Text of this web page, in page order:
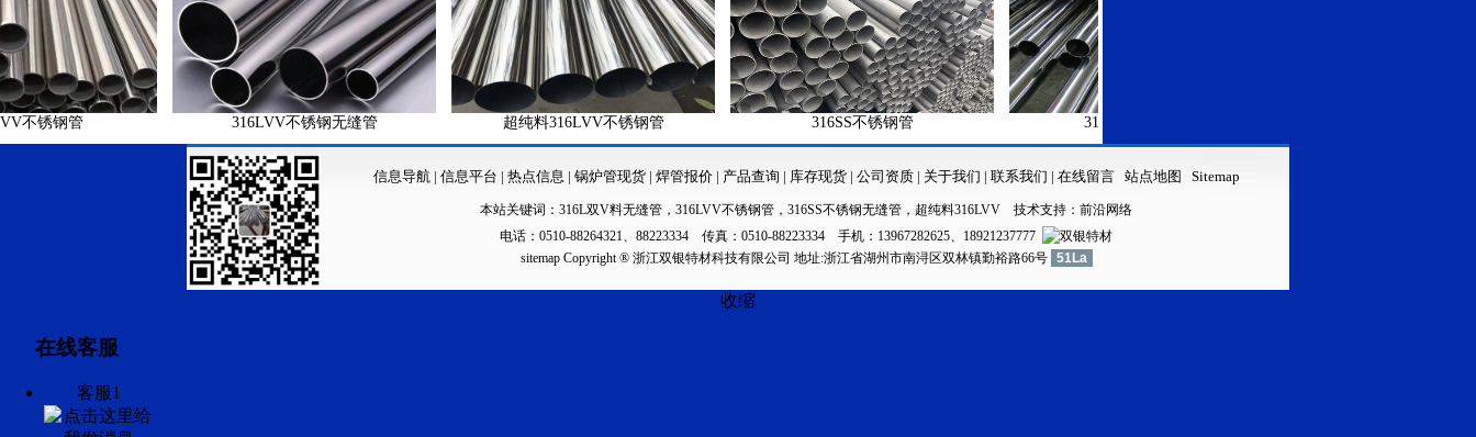
钢管 316LVV不锈钢无缝管 超纯料316LVV不锈钢管 316SS不锈钢管 316LVV不锈钢管
信息导航| 信息平台 | 热点信息 | 锅炉管现货 | 焊管报价| 产品查询 | 库存现货 | 公司资质 | 关于我们 | 联系我们 | 在线留言 站点地图 Sitemap
本站关键词： 316L双V料无缝管 ， 316LVV不锈钢管 ， 316SS不锈钢无缝管 ， 超纯料316LVV 技术支持： 前沿网络
电话：0510-88264321、88223334 传真：0510-88223334 手机：13967282625、18921237777
sitemapCopyright ® 浙江双银特材科技有限公司 地址:浙江省湖州市南浔区双林镇勤裕路66号 51La
收缩
在线客服
客服1